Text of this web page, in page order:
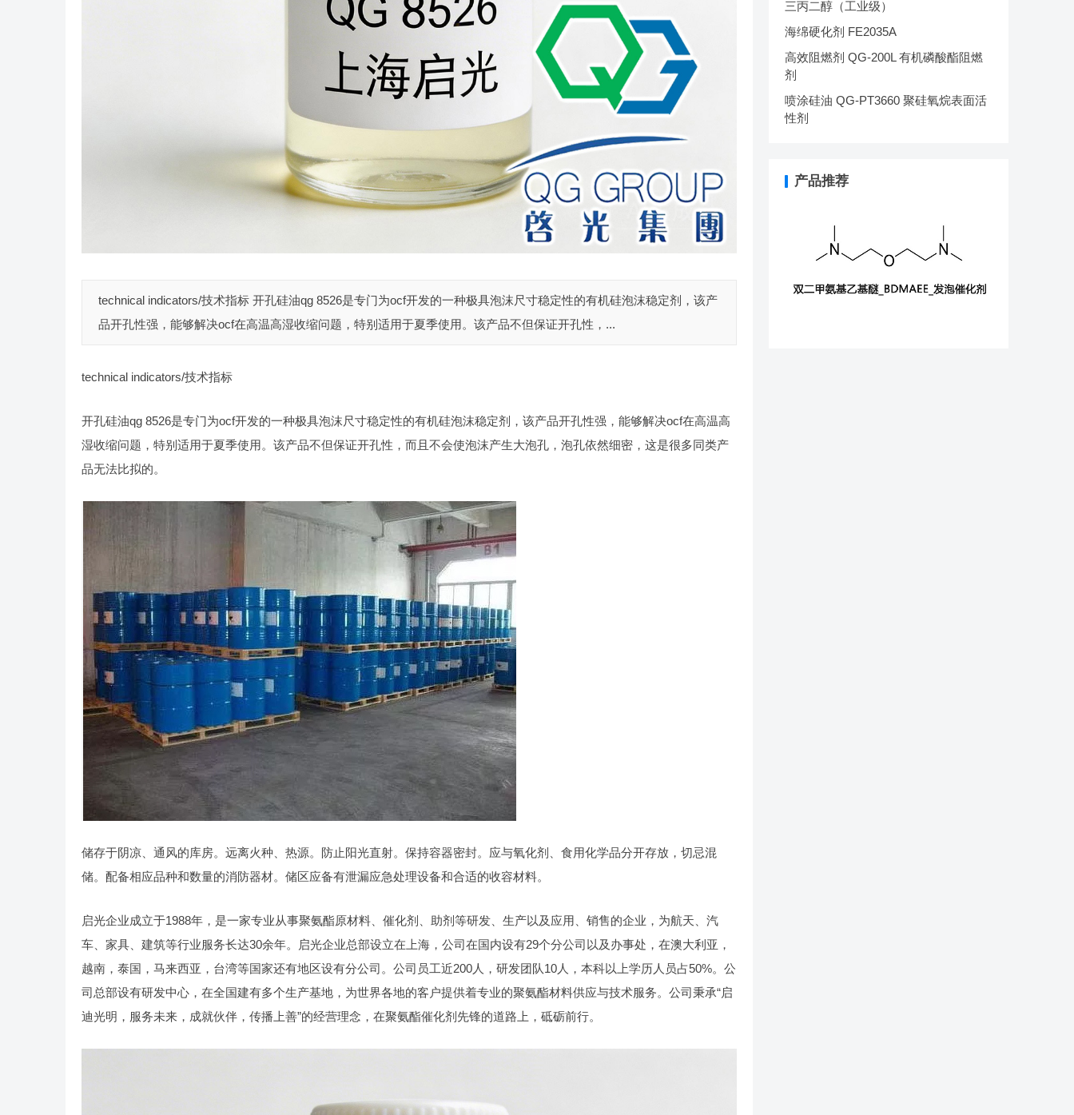
technical indicators/技术指标 开孔硅油qg 8526是专门为ocf开发的一种极具泡沫尺寸稳定性的有机硅泡沫稳定剂，该产
品开孔性强，能够解决ocf在高温高湿收缩问题，特别适用于夏季使用。该产品不但保证开孔性，...
technical indicators/技术指标
开孔硅油qg 8526是专门为ocf开发的一种极具泡沫尺寸稳定性的有机硅泡沫稳定剂，该产品开孔性强，能够解决ocf在高温高
湿收缩问题，特别适用于夏季使用。该产品不但保证开孔性，而且不会使泡沫产生大泡孔，泡孔依然细密，这是很多同类产
品无法比拟的。
储存于阴凉、通风的库房。远离火种、热源。防止阳光直射。保持容器密封。应与氧化剂、食用化学品分开存放，切忌混
储。配备相应品种和数量的消防器材。储区应备有泄漏应急处理设备和合适的收容材料。
启光企业成立于1988年，是一家专业从事聚氨酯原材料、催化剂、助剂等研发、生产以及应用、销售的企业，为航天、汽
车、家具、建筑等行业服务长达30余年。启光企业总部设立在上海，公司在国内设有29个分公司以及办事处，在澳大利亚，
越南，泰国，马来西亚，台湾等国家还有地区设有分公司。公司员工近200人，研发团队10人，本科以上学历人员占50%。公
司总部设有研发中心，在全国建有多个生产基地，为世界各地的客户提供着专业的聚氨酯材料供应与技术服务。公司秉承“启
迪光明，服务未来，成就伙伴，传播上善”的经营理念，在聚氨酯催化剂先锋的道路上，砥砺前行。
三丙二醇（工业级）
海绵硬化剂 FE2035A
高效阻燃剂 QG-200L 有机磷酸酯阻燃
剂
喷涂硅油 QG-PT3660 聚硅氧烷表面活
性剂
产品推荐